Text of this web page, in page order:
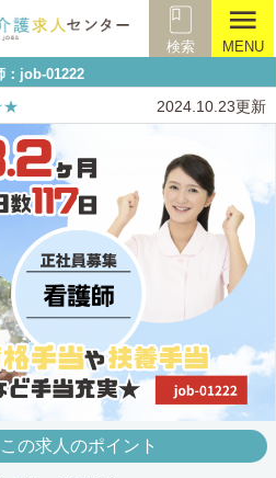
検索
menu
MENU
job-01222
2024.10.23更新
この求人のポイント